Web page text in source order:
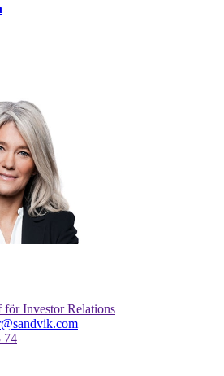
för Investor Relations
74